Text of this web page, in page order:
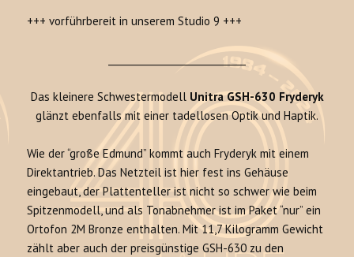
+++ vorführbereit in unserem Studio 9 +++
_____________________________
Das kleinere Schwestermodell Unitra GSH-630 Fryderyk
glänzt ebenfalls mit einer tadellosen Optik und Haptik.
Wie der “große Edmund” kommt auch Fryderyk mit einem
Direktantrieb. Das Netzteil ist hier fest ins Gehäuse
eingebaut, der Plattenteller ist nicht so schwer wie beim
Spitzenmodell, und als Tonabnehmer ist im Paket “nur” ein
Ortofon 2M Bronze enthalten. Mit 11,7 Kilogramm Gewicht
zählt aber auch der preisgünstige GSH-630 zu den